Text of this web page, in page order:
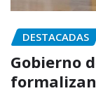
DESTACADAS
Gobierno